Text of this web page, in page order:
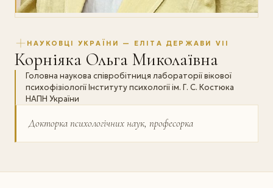
НАУКОВЦІ УКРАЇНИ — ЕЛІТА ДЕРЖАВИ VII
Корніяка Ольга Миколаївна
Головна наукова співробітниця лабораторії вікової
психофізіології Інституту психології ім. Г. С. Костюка
НАПН України
Докторка психологічних наук, професорка